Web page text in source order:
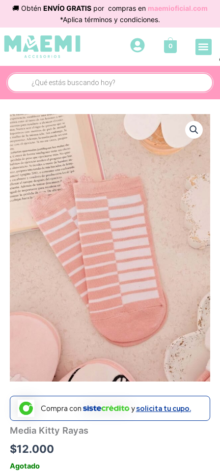
contenido
🚚 Obtén ENVÍO GRATIS por compras en maemioficial.com
*Aplica términos y condiciones.
0
Búsqueda
de
productos
Compra con ysolicita tu cupo.
Media Kitty Rayas
$12.000
Agotado